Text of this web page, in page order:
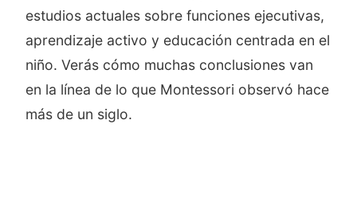
estudios actuales sobre funciones ejecutivas,
aprendizaje activo y educación centrada en el
niño. Verás cómo muchas conclusiones van
en la línea de lo que Montessori observó hace
más de un siglo.